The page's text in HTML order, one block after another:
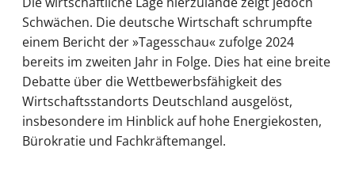
Schwächen. Die deutsche Wirtschaft schrumpfte
einem Bericht der »Tagesschau« zufolge 2024
bereits im zweiten Jahr in Folge. Dies hat eine breite
Debatte über die Wettbewerbsfähigkeit des
Wirtschaftsstandorts Deutschland ausgelöst,
insbesondere im Hinblick auf hohe Energiekosten,
Bürokratie und Fachkräftemangel.